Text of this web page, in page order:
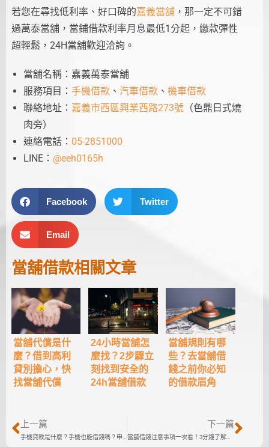
若您在尋找低利率、好口碑的嘉義當舖，那一定不可錯
過萬泰當舖，當鋪借款利率月息最低1分起，繳款彈性
超輕鬆，24H當舖歡迎洽詢。
當舖名稱：嘉義萬泰當舖
服務項目： 手機借款 、 汽車借款 、 機車借款
聯絡地址： 嘉義市西區興業西路273號（色鼎日式燒
肉旁）
連絡電話： 05-2851000
LINE： @eeh0165h
Facebook Twitter
Email
當舖借款相關文章
當舖代償是什
麼？借到高利
貸別擔心，快
找當舖代償
24小時當舖怎
麼找？2步驟立
刻找到安全的
24h當舖借款
當舖規則有哪
些？去當舖借
錢之前你必知
的借款眉角
上一篇
手機貸款是什麼？手機也能借錢嗎？申辦條件是什麼
下一篇
當舖借錢注意事項一次看！3分鐘了解當鋪借款眉角